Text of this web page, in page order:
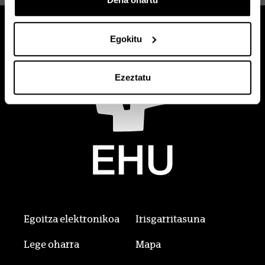
Egokitu
Ezeztatu
Egoitza elektronikoa Irisgarritasuna
Lege oharra Mapa